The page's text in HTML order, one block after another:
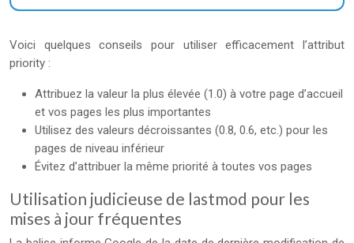
Voici quelques conseils pour utiliser efficacement l’attribut
priority :
Attribuez la valeur la plus élevée (1.0) à votre page d’accueil
et vos pages les plus importantes
Utilisez des valeurs décroissantes (0.8, 0.6, etc.) pour les
pages de niveau inférieur
Évitez d’attribuer la même priorité à toutes vos pages
Utilisation judicieuse de lastmod pour les
mises à jour fréquentes